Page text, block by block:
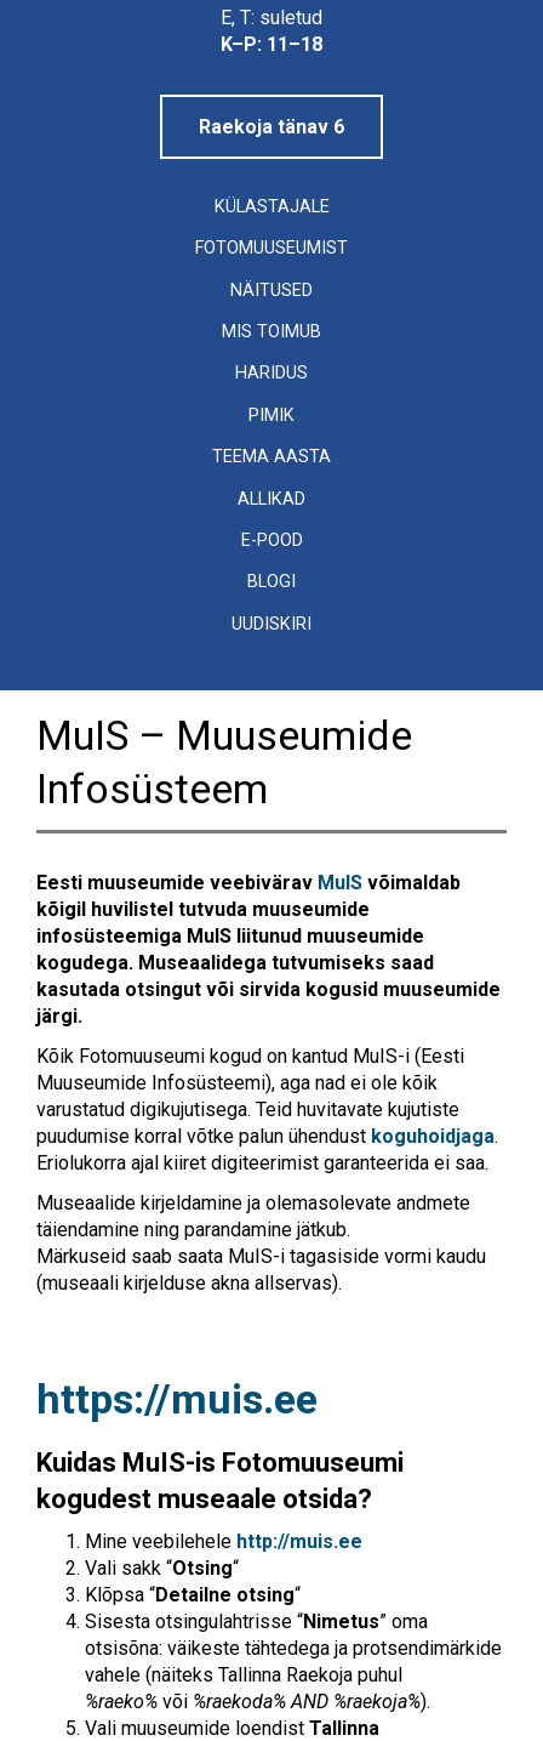
E, T: suletud
K–P: 11–18
Raekoja tänav 6
KÜLASTAJALE
FOTOMUUSEUMIST
NÄITUSED
MIS TOIMUB
HARIDUS
PIMIK
TEEMA AASTA
ALLIKAD
E-POOD
BLOGI
UUDISKIRI
MuIS – Muuseumide
Infosüsteem
Eesti muuseumide veebivärav MuIS võimaldab
kõigil huvilistel tutvuda muuseumide
infosüsteemiga MuIS liitunud muuseumide
kogudega. Museaalidega tutvumiseks saad
kasutada otsingut või sirvida kogusid muuseumide
järgi.
Kõik Fotomuuseumi kogud on kantud MuIS-i (Eesti
Muuseumide Infosüsteemi), aga nad ei ole kõik
varustatud digikujutisega. Teid huvitavate kujutiste
puudumise korral võtke palun ühendust koguhoidjaga.
Eriolukorra ajal kiiret digiteerimist garanteerida ei saa.
Museaalide kirjeldamine ja olemasolevate andmete
täiendamine ning parandamine jätkub.
Märkuseid saab saata MuIS-i tagasiside vormi kaudu
(museaali kirjelduse akna allservas).
https://muis.ee
Kuidas MuIS-is Fotomuuseumi
kogudest museaale otsida?
Mine veebilehele http://muis.ee
Vali sakk “Otsing“
Klõpsa “Detailne otsing“
Sisesta otsingulahtrisse “Nimetus” oma
otsisõna: väikeste tähtedega ja protsendimärkide
vahele (näiteks Tallinna Raekoja puhul
%raeko% või %raekoda% AND %raekoja%).
Vali muuseumide loendist Tallinna